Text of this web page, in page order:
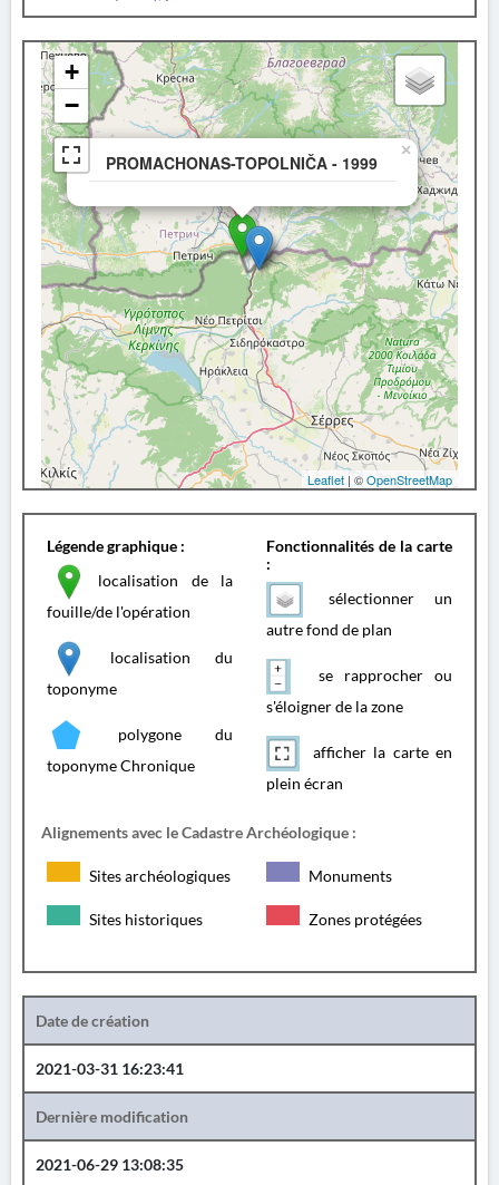
PROMACHONAS-TOPOLNIČA - 1999
×
+
−
Leaflet | ©OpenStreetMap
Légende graphique :
localisation de la
fouille/de l'opération
localisation du
toponyme
polygone du
toponyme Chronique
Fonctionnalités de la carte
:
sélectionner un
autre fond de plan
se rapprocher ou
s'éloigner de la zone
afficher la carte en
plein écran
Alignements avec le Cadastre Archéologique :
Sites archéologiques Monuments
Sites historiques Zones protégées
Date de création
2021-03-31 16:23:41
Dernière modification
2021-06-29 13:08:35